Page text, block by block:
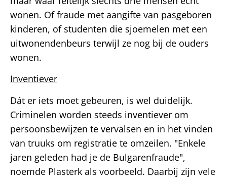
wonen. Of fraude met aangifte van pasgeboren
kinderen, of studenten die sjoemelen met een
uitwonendenbeurs terwijl ze nog bij de ouders
wonen.
Inventiever
Dát er iets moet gebeuren, is wel duidelijk.
Criminelen worden steeds inventiever om
persoonsbewijzen te vervalsen en in het vinden
van truuks om registratie te omzeilen. "Enkele
jaren geleden had je de Bulgarenfraude",
noemde Plasterk als voorbeeld. Daarbij zijn vele